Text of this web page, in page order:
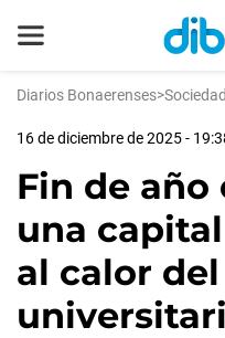
Diarios Bonaerenses>Sociedad
16 de diciembre de 2025 -
Fin de año
una
al calor